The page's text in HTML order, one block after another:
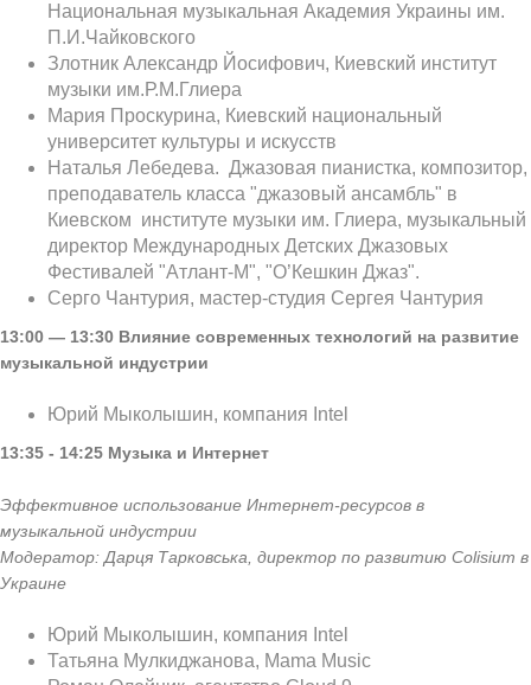
Национальная музыкальная Академия Украины им.
П.И.Чайковского
Злотник Александр Йосифович, Киевский институт
музыки им.Р.М.Глиера
Мария Проскурина, Киевский национальный
университет культуры и искусств
Наталья Лебедева. Джазовая пианистка, композитор,
преподаватель класса "джазовый ансамбль" в
Киевском институте музыки им. Глиера, музыкальный
директор Международных Детских Джазовых
Фестивалей "Атлант-М", "О’Кешкин Джаз".
Серго Чантурия, мастер-студия Сергея Чантурия
13:00 — 13:30 Влияние современных технологий на развитие
музыкальной индустрии
Юрий Мыколышин, компания Intel
13:35 - 14:25 Музыка и Интернет
Эффективное использование Интернет-ресурсов в
музыкальной индустрии
Модератор: Дарця Тарковська, директор по развитию Colisium в
Украине
Юрий Мыколышин, компания Intel
Татьяна Мулкиджанова, Mama Music